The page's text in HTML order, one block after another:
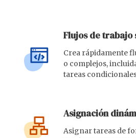
Flujos de trabajo
Crea rápidamente
o complejos,
tareas
Asignación
Asignar tareas de